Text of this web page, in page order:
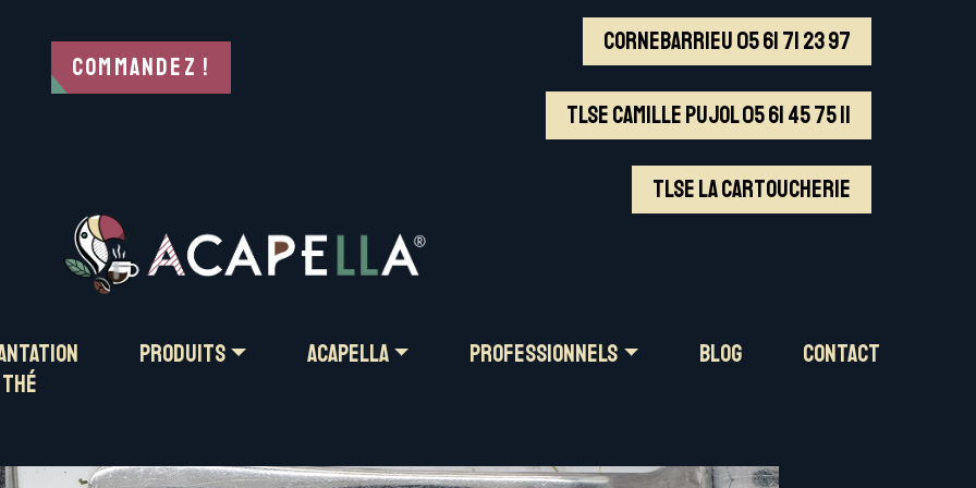
Commandez !
CORNEBARRIEU 05 61 71 23 97
TLSE Camille Pujol 05 61 45 75 11
TLSE La CARTOUCHERIE
thé
PRODUITS ACAPELLA PROFESSIONNELS BLOG CONTACT
Plantation
de thé
PRODUITS PROFESSIONNELS BLOG CONTACT